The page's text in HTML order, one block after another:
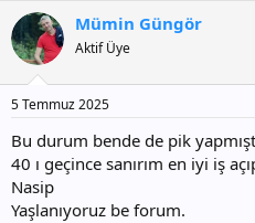
k
i
l
Mümin Güngör
Aktif Üye
5 Temmuz 2025
Bu durum bende de pik
40 ı geçince sanırım en iyi iş
Nasip
Yaşlanıyoruz be forum.